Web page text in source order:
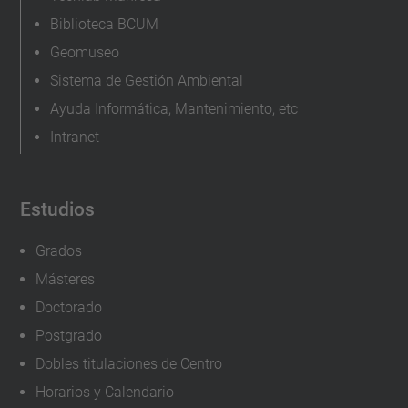
a
s
Estudios
Grados
Másteres
Doctorado
Postgrado
Dobles titulaciones de Centro
Horarios y Calendario
Biblioteca BCUM
Geomuseo
Sistema de Gestión Ambiental
Ayuda Informática, Mantenimiento, etc
Intranet